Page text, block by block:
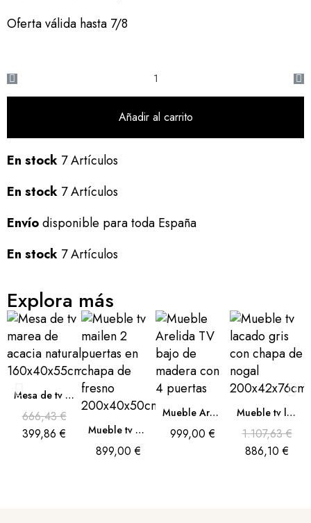
Oferta válida hasta 7/8
Añadir al carrito
En stock 7 Artículos
En stock 7 Artículos
Envíodisponible para toda España
En stock 7 Artículos
Explora más
Mesa de tv marea de acacia natural 160x40x55cm
666,43 €
399,86 €
Mueble tv mailen 2 puertas en chapa de fresno 200x40x50cm
899,00 €
Mueble Arelida TV bajo de madera con 4 puertas
999,00 €
Mueble tv lacado gris con chapa de nogal 200x42x76cm
1.107,63 €
886,10 €